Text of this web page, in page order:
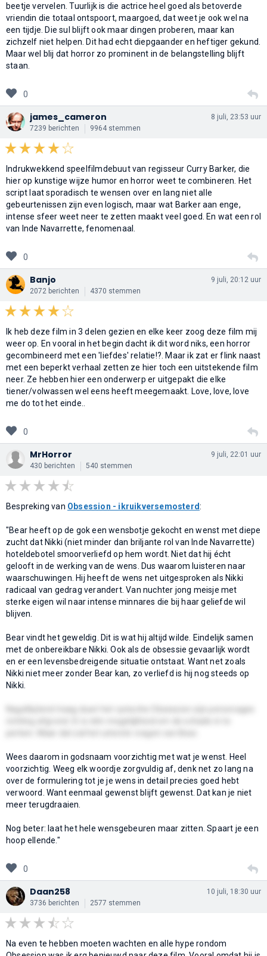
beetje vervelen. Tuurlijk is die actrice heel goed als betoverde
vriendin die totaal ontspoort, maargoed, dat weet je ook wel na
een tijdje. Die sul blijft ook maar dingen proberen, maar kan
zichzelf niet helpen. Dit had echt diepgaander en heftiger gekund.
Maar wel blij dat horror zo prominent in de belangstelling blijft
staan.
0
james_cameron
7239 berichten 9964 stemmen
8 juli, 23:53 uur
Indrukwekkend speelfilmdebuut van regisseur Curry Barker, die
hier op kunstige wijze humor en horror weet te combineren. Het
script laat sporadisch te wensen over en lang niet alle
gebeurtenissen zijn even logisch, maar wat Barker aan enge,
intense sfeer weet neer te zetten maakt veel goed. En wat een rol
van Inde Navarrette, fenomenaal.
0
Banjo
2072 berichten 4370 stemmen
9 juli, 20:12 uur
Ik heb deze film in 3 delen gezien en elke keer zoog deze film mij
weer op. En vooral in het begin dacht ik dit word niks, een horror
gecombineerd met een 'liefdes' relatie!?. Maar ik zat er flink naast
met een beperkt verhaal zetten ze hier toch een uitstekende film
neer. Ze hebben hier een onderwerp er uitgepakt die elke
tiener/volwassen wel eens heeft meegemaakt. Love, love, love
me do tot het einde..
0
MrHorror
430 berichten 540 stemmen
9 juli, 22:01 uur
Bespreking van Obsession - ikruikversemosterd:
"Bear heeft op de gok een wensbotje gekocht en wenst met diepe
zucht dat Nikki (niet minder dan briljante rol van Inde Navarrette)
hoteldebotel smoorverliefd op hem wordt. Niet dat hij écht
gelooft in de werking van de wens. Dus waarom luisteren naar
waarschuwingen. Hij heeft de wens net uitgesproken als Nikki
radicaal van gedrag verandert. Van nuchter jong meisje met
sterke eigen wil naar intense minnares die bij haar geliefde wil
blijven.
Bear vindt het geweldig. Dit is wat hij altijd wilde. Eindelijk samen
met de onbereikbare Nikki. Ook als de obsessie gevaarlijk wordt
en er een levensbedreigende situatie ontstaat. Want net zoals
Nikki niet meer zonder Bear kan, zo verliefd is hij nog steeds op
Nikki.
Wees daarom in godsnaam voorzichtig met wat je wenst. Heel
voorzichtig. Weeg elk woordje zorgvuldig af, denk net zo lang na
over de formulering tot je je wens in detail precies goed hebt
verwoord. Want eenmaal gewenst blijft gewenst. Dat kan je niet
meer terugdraaien.
Nog beter: laat het hele wensgebeuren maar zitten. Spaart je een
hoop ellende."
0
Daan258
3736 berichten 2577 stemmen
10 juli, 18:30 uur
Na even te hebben moeten wachten en alle hype rondom